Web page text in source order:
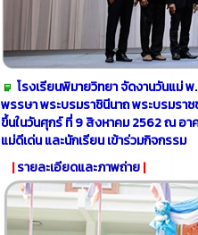
โรงเรียนพิมายวิทยา จัดงานวันแม่
พรรษา พระบรมราชินีนาถ พระบรมรา
ขึ้นในวันศุกร์ ที่ 9 สิงหาคม 2562 ณ อ
แม่ดีเด่น และนักเรียน เข้าร่วมกิจกรรม
|รายละเอียดและภาพถ่าย|